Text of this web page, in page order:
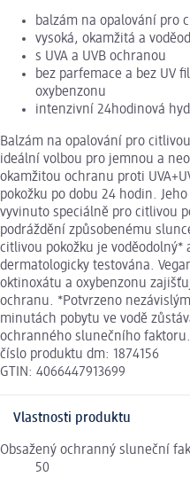
balzám na opalování pro
vysoká, okamžitá a
s UVA a UVB ochranou
bez parfemace a bez UV
oxybenzonu
intenzivní 24hodinová
Balzám na opalování pro citlivou
ideální volbou pro jemnou a
okamžitou ochranu proti
pokožku po dobu 24 hodin.
vyvinuto speciálně pro citlivou
podráždění způsobenému
citlivou pokožku je voděodolný*
dermatologicky testována.
oktinoxátu a oxybenzonu
ochranu. *Potvrzeno
minutách pobytu ve vodě
ochranného slunečního faktoru.
číslo produktu dm: 1874156
GTIN: 4066447913699
Vlastnosti produktu
Obsažený ochranný sluneční
50